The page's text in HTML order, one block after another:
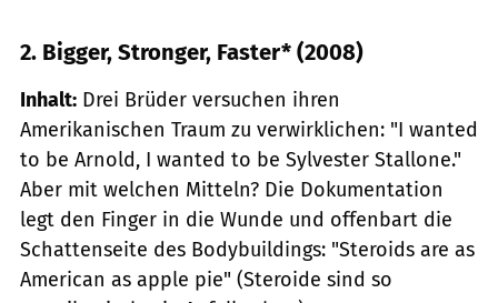
2. Bigger, Stronger, Faster* (2008)
Inhalt: Drei Brüder versuchen ihren
Amerikanischen Traum zu verwirklichen: "I wanted
to be Arnold, I wanted to be Sylvester Stallone."
Aber mit welchen Mitteln? Die Dokumentation
legt den Finger in die Wunde und offenbart die
Schattenseite des Bodybuildings: "Steroids are as
American as apple pie" (Steroide sind so